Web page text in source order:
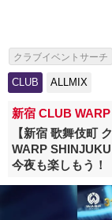
クラブイベントサーチ
海外アーティスト来日
CLUB ALLMIX
新宿 CLUB WARP
【新宿 歌舞伎町
WARP
今夜も楽しもう！